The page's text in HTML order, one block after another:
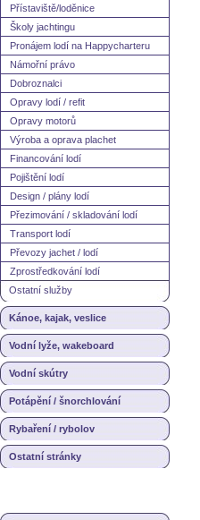
Přístaviště/loděnice
Školy jachtingu
Pronájem lodí na Happycharteru
Námořní právo
Dobroznalci
Opravy lodí / refit
Opravy motorů
Výroba a oprava plachet
Financování lodí
Pojištění lodí
Design / plány lodí
Přezimování / skladování lodí
Transport lodí
Převozy jachet / lodí
Zprostředkování lodí
Ostatní služby
Kánoe, kajak, veslice
Vodní lyže, wakeboard
Vodní skútry
Potápění / šnorchlování
Rybaření / rybolov
Ostatní stránky